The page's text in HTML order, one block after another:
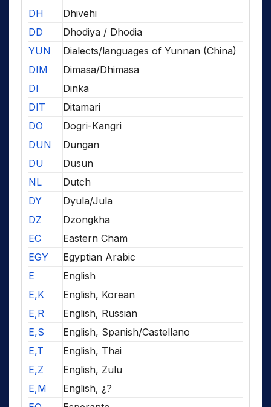
DH
Dhivehi
DD
Dhodiya / Dhodia
YUN
Dialects/languages of Yunnan (China)
DIM
Dimasa/Dhimasa
DI
Dinka
DIT
Ditamari
DO
Dogri-Kangri
DUN
Dungan
DU
Dusun
NL
Dutch
DY
Dyula/Jula
DZ
Dzongkha
EC
Eastern Cham
EGY
Egyptian Arabic
E
English
E,K
English, Korean
E,R
English, Russian
E,S
English, Spanish/Castellano
E,T
English, Thai
E,Z
English, Zulu
E,M
English, ¿?